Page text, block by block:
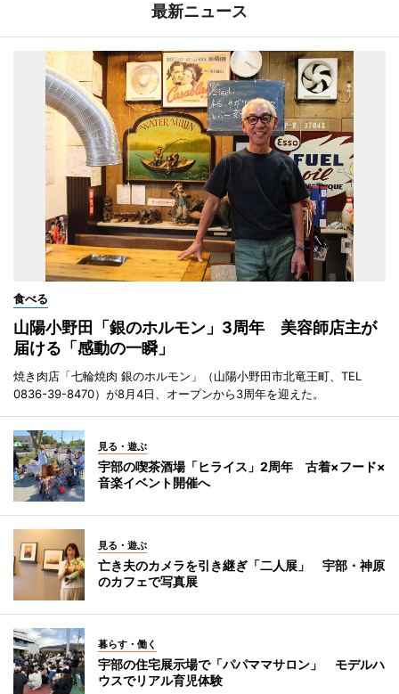
最新ニュース
食べる
山陽小野田「銀のホルモン」3周年 美容師店主が
届ける「感動の一瞬」
焼き肉店「七輪焼肉 銀のホルモン」（山陽小野田市北竜王町、TEL
0836-39-8470）が8月4日、オープンから3周年を迎えた。
見る・遊ぶ
宇部の喫茶酒場「ヒライス」2周年 古着×フード×
音楽イベント開催へ
見る・遊ぶ
亡き夫のカメラを引き継ぎ「二人展」 宇部・神原
のカフェで写真展
暮らす・働く
宇部の住宅展示場で「パパママサロン」 モデルハ
ウスでリアル育児体験